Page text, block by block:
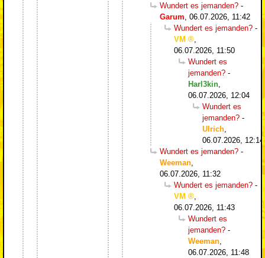
Wundert es jemanden? -
Garum 06.07.2026, 11:42
Wundert es jemanden? -
VM
06.07.2026, 11:50
Wundert es
jemanden? -
Harl3kin
06.07.2026, 12:04
Wundert es
jemanden? -
Ulrich
06.07.2026, 12:14
Wundert es jemanden? -
Weeman
06.07.2026, 11:32
Wundert es jemanden? -
VM
06.07.2026, 11:43
Wundert es
jemanden? -
Weeman
06.07.2026, 11:48